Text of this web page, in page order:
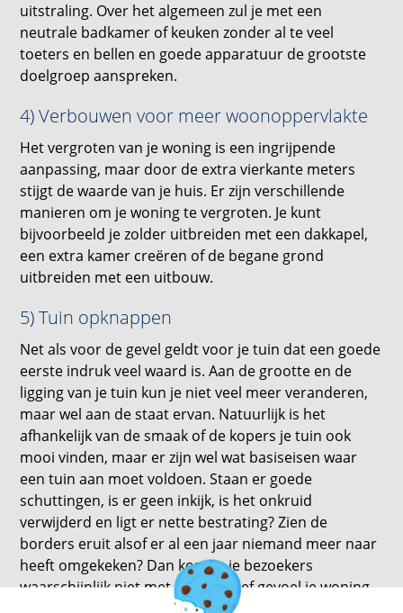
uitstraling. Over het algemeen zul je met een
neutrale badkamer of keuken zonder al te veel
toeters en bellen en goede apparatuur de grootste
doelgroep aanspreken.
4) Verbouwen voor meer woonoppervlakte
Het vergroten van je woning is een ingrijpende
aanpassing, maar door de extra vierkante meters
stijgt de waarde van je huis. Er zijn verschillende
manieren om je woning te vergroten. Je kunt
bijvoorbeeld je zolder uitbreiden met een dakkapel,
een extra kamer creëren of de begane grond
uitbreiden met een uitbouw.
5) Tuin opknappen
Net als voor de gevel geldt voor je tuin dat een goede
eerste indruk veel waard is. Aan de grootte en de
ligging van je tuin kun je niet veel meer veranderen,
maar wel aan de staat ervan. Natuurlijk is het
afhankelijk van de smaak of de kopers je tuin ook
mooi vinden, maar er zijn wel wat basiseisen waar
een tuin aan moet voldoen. Staan er goede
schuttingen, is er geen inkijk, is het onkruid
verwijderd en ligt er nette bestrating? Zien de
borders eruit alsof er al een jaar niemand meer naar
heeft omgekeken? Dan komen je bezoekers
waarschijnlijk niet met een positief gevoel je woning
binnen. De tuin is geen doorslaggevende factor voor